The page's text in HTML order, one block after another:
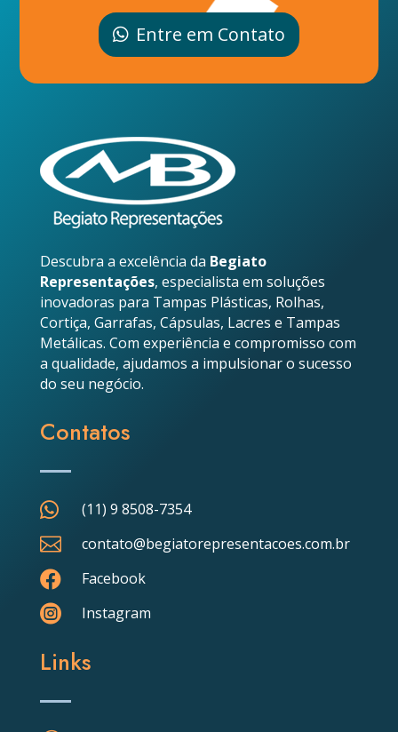
Entre em Contato
Descubra a excelência da Begiato
Representações, especialista em soluções
inovadoras para Tampas Plásticas, Rolhas,
Cortiça, Garrafas, Cápsulas, Lacres e Tampas
Metálicas. Com experiência e compromisso com
a qualidade, ajudamos a impulsionar o sucesso
do seu negócio.
Contatos
 (11) 9 8508-7354
 contato@begiatorepresentacoes.com.br
 Facebook
 Instagram
Links